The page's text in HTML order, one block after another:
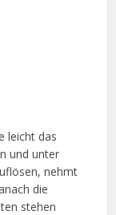
leicht das
und unter
nehmt
die
stehen